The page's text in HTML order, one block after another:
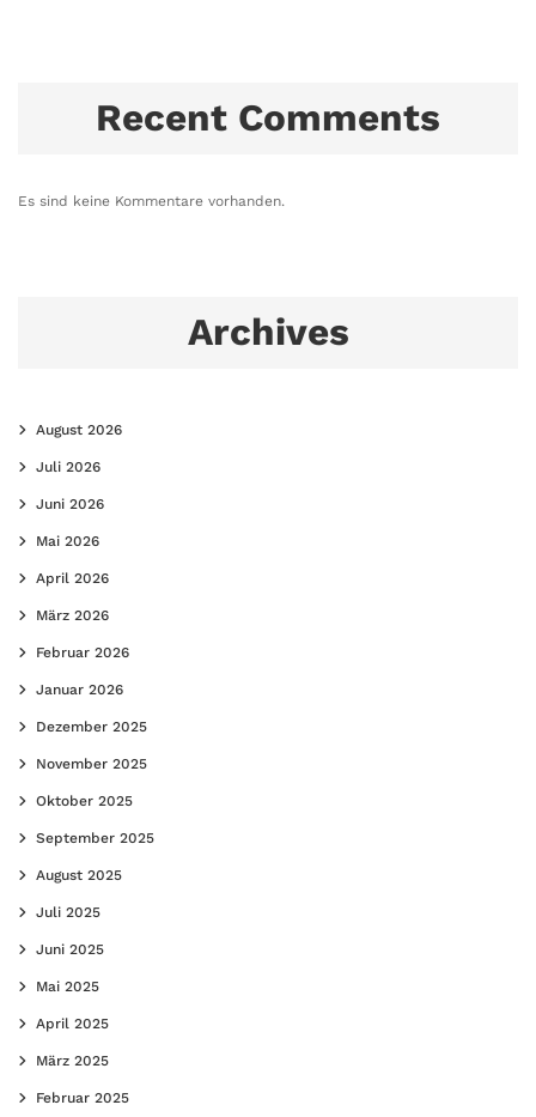
Recent Comments
Es sind keine Kommentare vorhanden.
Archives
August 2026
Juli 2026
Juni 2026
Mai 2026
April 2026
März 2026
Februar 2026
Januar 2026
Dezember 2025
November 2025
Oktober 2025
September 2025
August 2025
Juli 2025
Juni 2025
Mai 2025
April 2025
März 2025
Februar 2025